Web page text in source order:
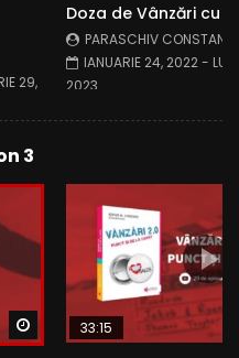
29,
Doza de Vânzări cu
PARASCHIV
IANUARIE 24, 2022-
2023
3
Watch Later
33:15